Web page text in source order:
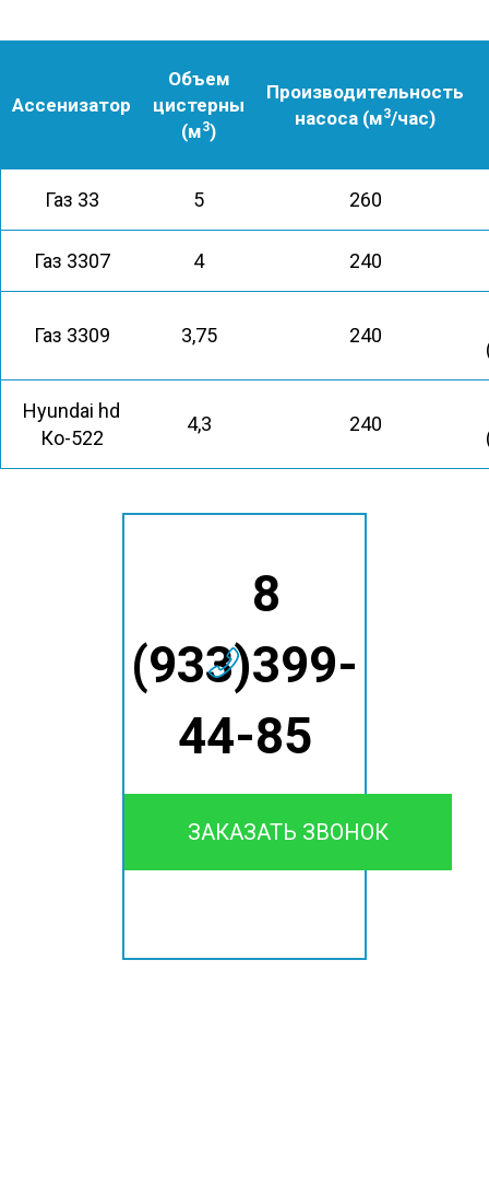
Ассенизатор
Объем
цистерны
(м3)
Производительность
насоса (м3/час)
Газ 33 5 260
Газ 3307 4 240
Газ 3309 3,75 240
Hyundai hd
Ко-522
4,3 240
8
(933)399-
44-85
ЗАКАЗАТЬ ЗВОНОК